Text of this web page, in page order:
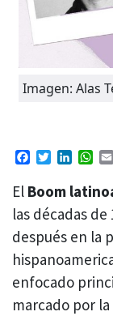
Imagen: Alas
Facebook
Twitter
El Boom
las décadas de
después en la
enfocado
marcado por la